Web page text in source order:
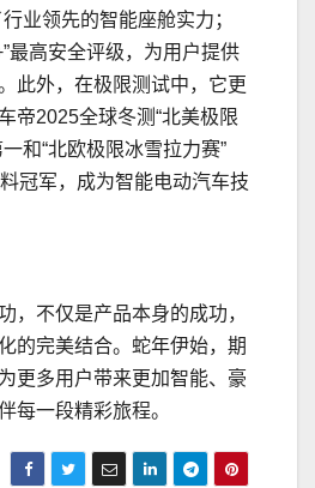
业领先的智能座舱实力；
最高安全评级，为用户提供
此外，在极限测试中，它更
帝2025全球冬测“北美极限
和“北欧极限冰雪拉力赛”
冠军，成为智能电动汽车技
，不仅是产品本身的成功，
的完美结合。蛇年伊始，期
更多用户带来更加智能、豪
每一段精彩旅程。